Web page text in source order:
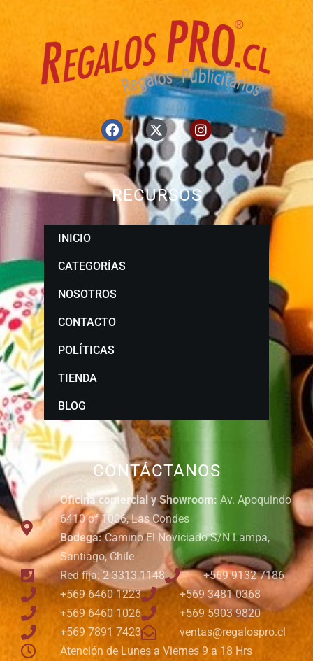
CONTÁCTANOS
Oficina comercial y Showroom: Av. Apoquindo
6410 of 1006, Las Condes
Bodega:Camino El Noviciado S/N Lampa,
Santiago, Chile
Red fija: 2 3313 1148
+569 9132 7186
+569 6460 1223
+569 3481 0368
+569 6460 1026
+569 5903 9820
+569 7891 7423
ventas@regalospro.cl
Atención de Lunes a Viernes 9 a 18 Hrs
RECURSOS
INICIO
CATEGORÍAS
NOSOTROS
CONTACTO
POLÍTICAS
TIENDA
BLOG